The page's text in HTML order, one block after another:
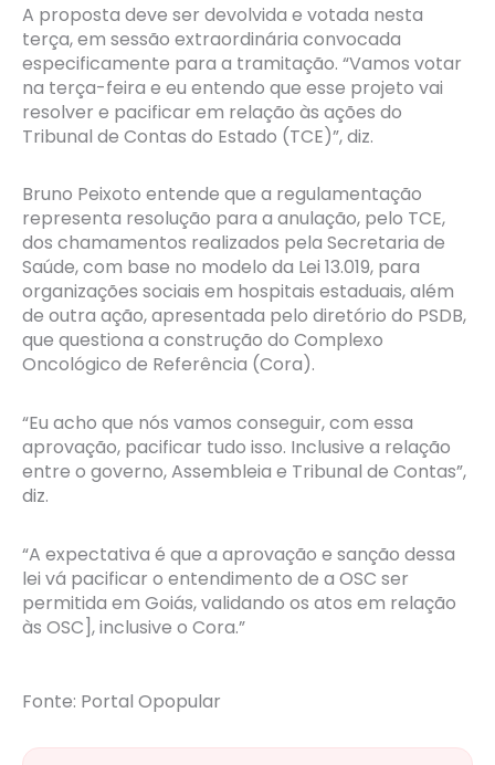
A proposta deve ser devolvida e votada nesta
terça, em sessão extraordinária convocada
especificamente para a tramitação. “Vamos votar
na terça-feira e eu entendo que esse projeto vai
resolver e pacificar em relação às ações do
Tribunal de Contas do Estado (TCE)”, diz.
Bruno Peixoto entende que a regulamentação
representa resolução para a anulação, pelo TCE,
dos chamamentos realizados pela Secretaria de
Saúde, com base no modelo da Lei 13.019, para
organizações sociais em hospitais estaduais, além
de outra ação, apresentada pelo diretório do PSDB,
que questiona a construção do Complexo
Oncológico de Referência (Cora).
“Eu acho que nós vamos conseguir, com essa
aprovação, pacificar tudo isso. Inclusive a relação
entre o governo, Assembleia e Tribunal de Contas”,
diz.
“A expectativa é que a aprovação e sanção dessa
lei vá pacificar o entendimento de a OSC ser
permitida em Goiás, validando os atos em relação
às OSC], inclusive o Cora.”
Fonte: Portal Opopular